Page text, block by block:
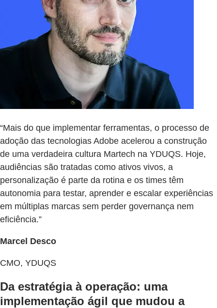
“Mais do que implementar ferramentas, o processo de
adoção das tecnologias Adobe acelerou a construção
de uma verdadeira cultura Martech na YDUQS. Hoje,
audiências são tratadas como ativos vivos, a
personalização é parte da rotina e os times têm
autonomia para testar, aprender e escalar experiências
em múltiplas marcas sem perder governança nem
eficiência.”
Marcel Desco
CMO, YDUQS
Da estratégia à operação: uma
implementação ágil que mudou a